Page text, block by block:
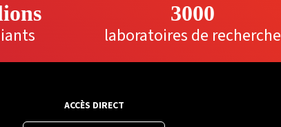
3000
laboratoires de recherche
ACCÈS DIRECT